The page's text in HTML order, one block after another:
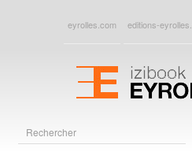
eyrolles.com editions-